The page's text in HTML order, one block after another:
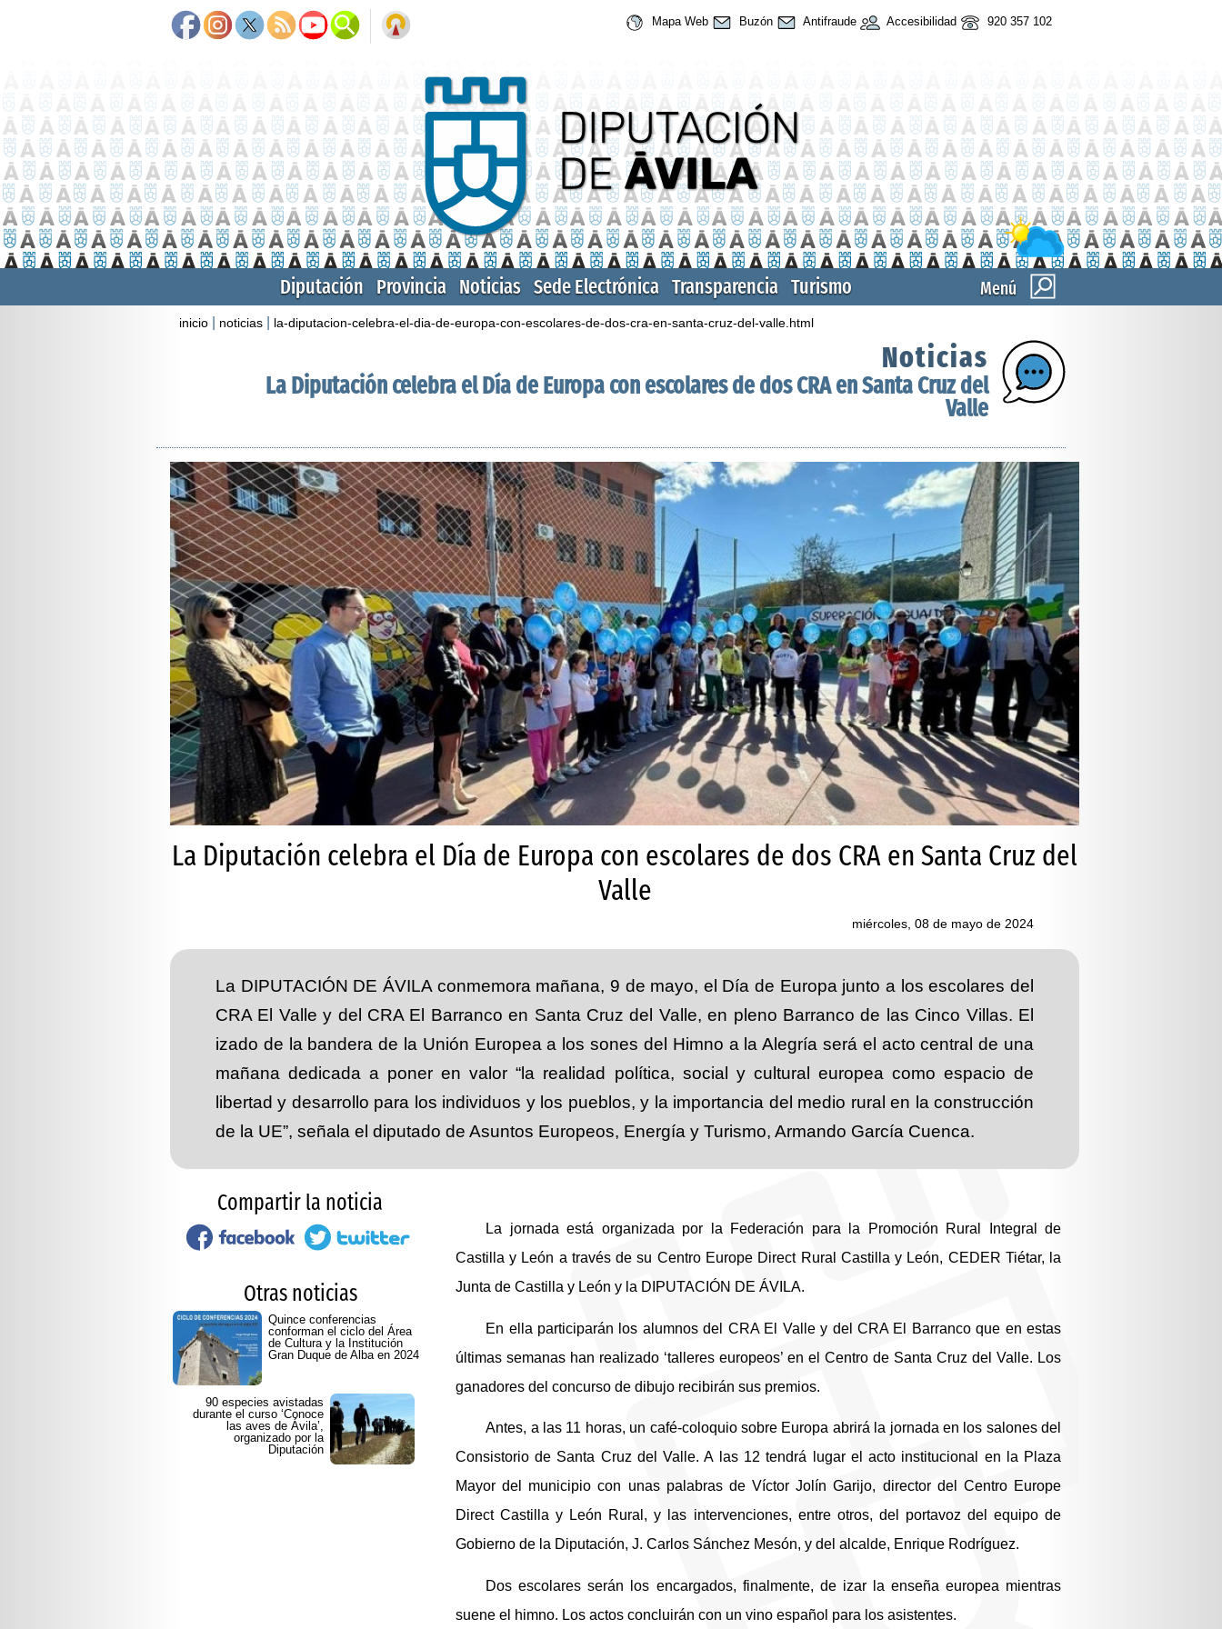
Mapa Web Buzón Antifraude Accesibilidad 920 357 102
Menú
Diputación Provincia Noticias Sede Electrónica Transparencia Turismo
inicio noticias la-diputacion-celebra-el-dia-de-europa-con-escolares-de-dos-cra-en-santa-cruz-del-valle.html
Noticias
La Diputación celebra el Día de Europa con escolares de dos CRA en Santa Cruz del
Valle
La Diputación celebra el Día de Europa con escolares de dos CRA en Santa Cruz del
Valle
miércoles, 08 de mayo de 2024
La DIPUTACIÓN DE ÁVILA conmemora mañana, 9 de mayo, el Día de Europa junto a los escolares del
CRA El Valle y del CRA El Barranco en Santa Cruz del Valle, en pleno Barranco de las Cinco Villas. El
izado de la bandera de la Unión Europea a los sones del Himno a la Alegría será el acto central de una
mañana dedicada a poner en valor “la realidad política, social y cultural europea como espacio de
libertad y desarrollo para los individuos y los pueblos, y la importancia del medio rural en la construcción
de la UE”, señala el diputado de Asuntos Europeos, Energía y Turismo, Armando García Cuenca.
Compartir la noticia
Otras noticias
Quince conferencias
conforman el ciclo del Área
de Cultura y la Institución
Gran Duque de Alba en 2024
90 especies avistadas
durante el curso ‘Conoce
las aves de Ávila’,
organizado por la
Diputación
La jornada está organizada por la Federación para la Promoción Rural Integral de
Castilla y León a través de su Centro Europe Direct Rural Castilla y León, CEDER Tiétar, la
Junta de Castilla y León y la DIPUTACIÓN DE ÁVILA.
En ella participarán los alumnos del CRA El Valle y del CRA El Barranco que en estas
últimas semanas han realizado ‘talleres europeos’ en el Centro de Santa Cruz del Valle. Los
ganadores del concurso de dibujo recibirán sus premios.
Antes, a las 11 horas, un café-coloquio sobre Europa abrirá la jornada en los salones del
Consistorio de Santa Cruz del Valle. A las 12 tendrá lugar el acto institucional en la Plaza
Mayor del municipio con unas palabras de Víctor Jolín Garijo, director del Centro Europe
Direct Castilla y León Rural, y las intervenciones, entre otros, del portavoz del equipo de
Gobierno de la Diputación, J. Carlos Sánchez Mesón, y del alcalde, Enrique Rodríguez.
Dos escolares serán los encargados, finalmente, de izar la enseña europea mientras
suene el himno. Los actos concluirán con un vino español para los asistentes.